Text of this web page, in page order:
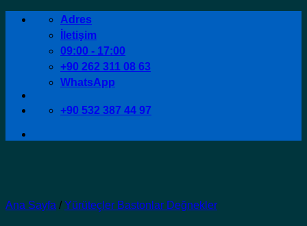
İçeriğe
Adres
İletişim
09:00 - 17:00
+90 262 311 08 63
WhatsApp
+90 532 387 44 97
Ana Sayfa / Yürüteçler Bastonlar Değnekler